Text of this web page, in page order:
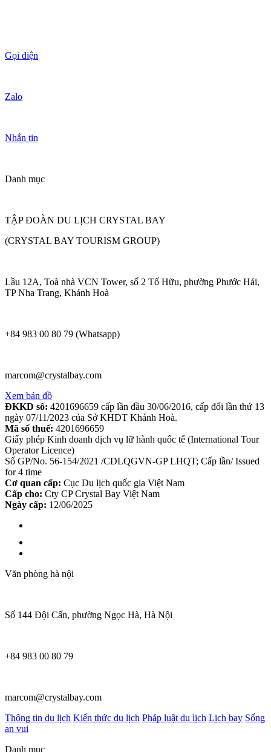
Gọi điện
Zalo
Nhắn tin
Danh mục
TẬP ĐOÀN DU LỊCH CRYSTAL BAY
(CRYSTAL BAY TOURISM GROUP)
Lầu 12A, Toà nhà VCN Tower, số 2 Tố Hữu, phường Phước Hải,
TP Nha Trang, Khánh Hoà
+84 983 00 80 79 (Whatsapp)
marcom@crystalbay.com
Xem bản đồ
ĐKKD số: 4201696659 cấp lần đầu 30/06/2016, cấp đổi lần thứ 13
ngày 07/11/2023 của Sở KHDT Khánh Hoà.
Mã số thuế: 4201696659
Giấy phép Kinh doanh dịch vụ lữ hành quốc tế (International Tour
Operator Licence)
Số GP/No. 56-154/2021 /CDLQGVN-GP LHQT; Cấp lần/ Issued
for 4 time
Cơ quan cấp: Cục Du lịch quốc gia Việt Nam
Cấp cho: Cty CP Crystal Bay Việt Nam
Ngày cấp: 12/06/2025
Văn phòng hà nội
Số 144 Đội Cấn, phường Ngọc Hà, Hà Nội
+84 983 00 80 79
marcom@crystalbay.com
Thông tin du lịch Kiến thức du lịch Pháp luật du lịch Lịch bay Sống
an vui
Danh mục